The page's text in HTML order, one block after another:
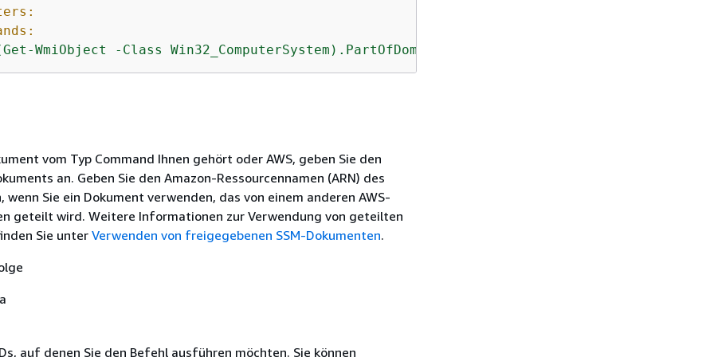
WmiObject
-Class Win32_ComputerSystem).PartOfDomain
vom Typ Command Ihnen gehört oder AWS, geben Sie den
an. Geben Sie den Amazon-Ressourcennamen (ARN) des
wenn Sie ein Dokument verwenden, das von einem anderen AWS-
geteilt wird. Weitere Informationen zur Verwendung von geteilten
Sie unter Verwenden von freigegebenen SSM-Dokumenten.
auf denen Sie den Befehl ausführen möchten. Sie können